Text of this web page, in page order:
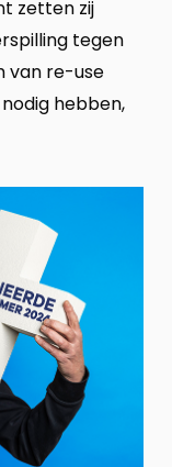
zetten zij
tegen
van re-use
hebben,